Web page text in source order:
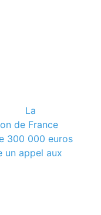
La
de France
300 000 euros
un appel aux